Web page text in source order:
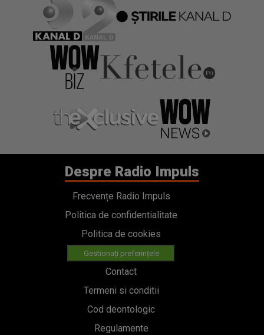
Despre Radio Impuls
Frecvențe Radio Impuls
Politica de confidentialitate
Politica de cookies
Gestionați preferințele
Contact
Termeni si conditii
Cod deontologic
Regulamente